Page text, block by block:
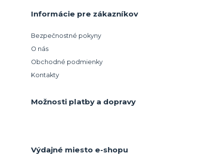
Informácie pre zákazníkov
Bezpečnostné pokyny
O nás
Obchodné podmienky
Kontakty
Možnosti platby a dopravy
Výdajné miesto e-shopu